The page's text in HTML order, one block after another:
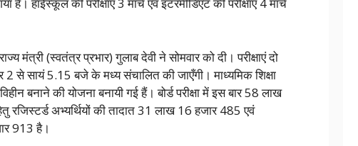
है। हाईस्कूल की परीक्षाएं 3 मार्च एवं इंटरमीडिएट की परीक्षाएं 4 मार्च
मंत्री (स्वतंत्र प्रभार) गुलाब देवी ने सोमवार को दी। परीक्षाएं दो
से सायं 5.15 बजे के मध्य संचालित की जाएँगी। माध्यमिक शिक्षा
बनाने की योजना बनायी गई हैं। बोर्ड परीक्षा में इस बार 58 लाख
रजिस्टर्ड अभ्यर्थियों की तादात 31 लाख 16 हजार 485 एवं
913 है।